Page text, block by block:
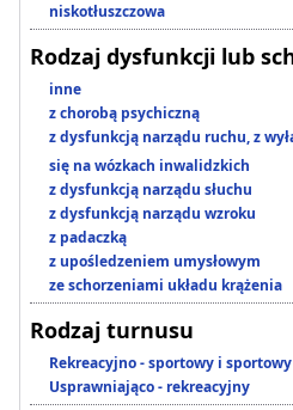
niskotłuszczowa
Rodzaj dysfunkcji lub
inne
z chorobą psychiczną
z dysfunkcją narządu ruchu, z
się na wózkach inwalidzkich
z dysfunkcją narządu słuchu
z dysfunkcją narządu wzroku
z padaczką
z upośledzeniem umysłowym
ze schorzeniami układu krążenia
Rodzaj turnusu
Rekreacyjno - sportowy i sportowy
Usprawniająco - rekreacyjny